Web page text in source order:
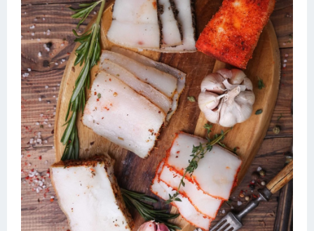
Супы
Мясные блюда
Печенье
Салат
Выпечка
Десерт
Напитки
Дизайн комнаты